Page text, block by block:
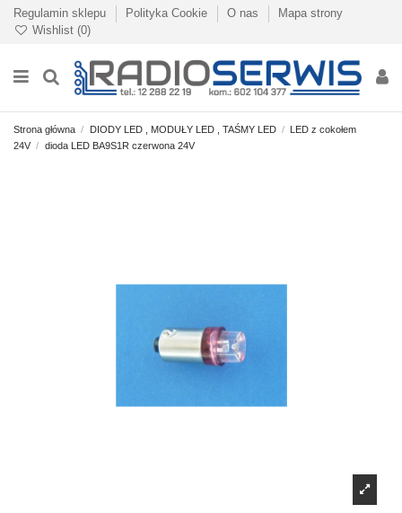
Regulamin sklepu Polityka Cookie O nas
Mapa strony
Wishlist (0)
Strona główna DIODY LED , MODUŁY LED , TAŚMY LED
LED z cokołem
24V
dioda LED BA9S1R czerwona 24V